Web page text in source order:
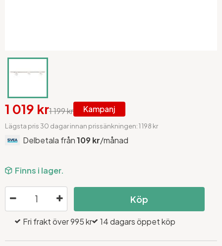
1 019 kr1 199 kr Kampanj
Lägsta pris 30 dagar innan prissänkningen: 1 198 kr
Delbetala från109 kr/månad
Finns i lager.
Köp
Fri frakt över 995 kr 14 dagars öppet köp